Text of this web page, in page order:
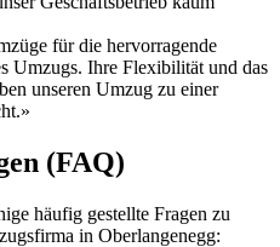
für die hervorragende
Umzugs. Ihre Flexibilität und das
unseren Umzug zu einer
(FAQ)
häufig gestellte Fragen zu
in Oberlangenegg: